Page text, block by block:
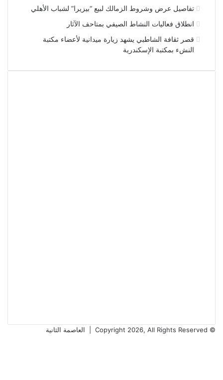
تفاصيل عرض وشروط الزمالك لبيع “بيزيرا” لشباب الأهلي
انطلاق فعاليات النشاط الصيفي بمتاحف الآثار
قصر ثقافة الشاطبي يشهد زيارة ميدانية لأعضاء مكتبة
النشء بمكتبة الإسكندرية
© Copyright 2026, All Rights Reserved |
العاصمة الثانية